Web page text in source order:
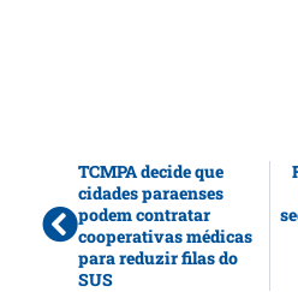
TCMPA decide que
cidades paraenses
podem contratar
cooperativas médicas
para reduzir filas do
SUS